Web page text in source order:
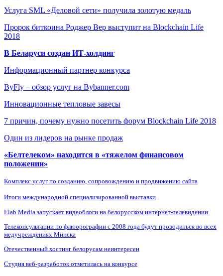
Услуга SML «Деловой сети» получила золотую медаль
Пророк биткоина Роджер Вер выступит на Blockchain Life
2018
В Беларуси создан ИТ-холдинг
Информационный партнер конкурса
ByFly – обзор услуг на Bybanner.com
Инновационные тепловые завесы
7 причин, почему нужно посетить форум Blockchain Life 2018
Один из лидеров на рынке продаж
«Белтелеком» находится в «тяжелом финансовом
положении»
Комплекс услуг по созданию, сопровождению и продвижению сайта
Итоги международной специализированной выставки
Elab Media запускает видеоблоги на белорусском интернет-телевидении
Телеконсультации по флюорографии с 2008 года будут проводиться во всех
медучреждениях Минска
Отечественный хостинг белорусам неинтересен
Студия веб-разработок отметилась на конкурсе